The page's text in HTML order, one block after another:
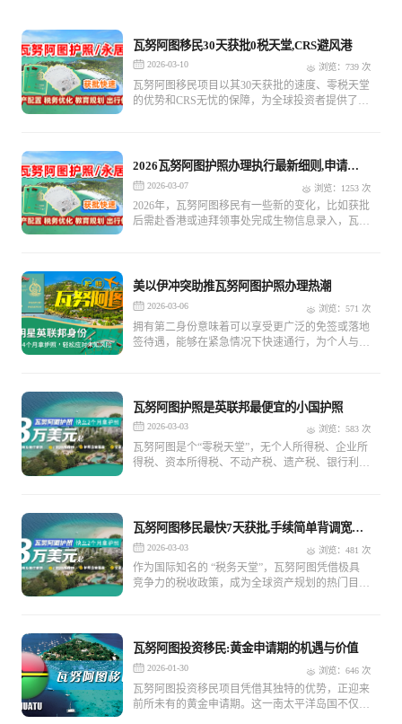
瓦努阿图移民30天获批0税天堂,CRS避风港
2026-03-10 浏览：739 次
瓦努阿图移民项目以其30天获批的速度、零税天堂
的优势和CRS无忧的保障，为全球投资者提供了一
2026瓦努阿图护照办理执行最新细则,申请流
程重大变化
2026-03-07 浏览：1253 次
2026年，瓦努阿图移民有一些新的变化，比如获批
后需赴香港或迪拜领事处完成生物信息录入，瓦努
美以伊冲突助推瓦努阿图护照办理热潮
2026-03-06 浏览：571 次
拥有第二身份意味着可以享受更广泛的免签或落地
签待遇，能够在紧急情况下快速通行，为个人与家
瓦努阿图护照是英联邦最便宜的小国护照
2026-03-03 浏览：583 次
瓦努阿图是个“零税天堂”，无个人所得税、企业所
得税、资本所得税、不动产税、遗产税、银行利息
的的各类父母及商务人士。
瓦努阿图移民最快7天获批,手续简单背调宽松,
门槛低
2026-03-03 浏览：481 次
作为国际知名的 “税务天堂”，瓦努阿图凭借极具
竞争力的税收政策，成为全球资产规划的热门目的
障。
瓦努阿图投资移民:黄金申请期的机遇与价值
2026-01-30 浏览：646 次
瓦努阿图投资移民项目凭借其独特的优势，正迎来
前所未有的黄金申请期。这一南太平洋岛国不仅以